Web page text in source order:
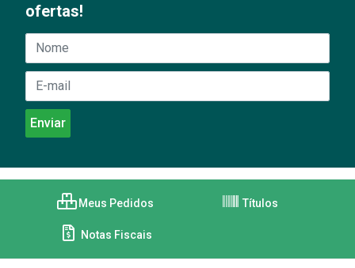
ofertas!
Meus Pedidos Títulos
Notas Fiscais